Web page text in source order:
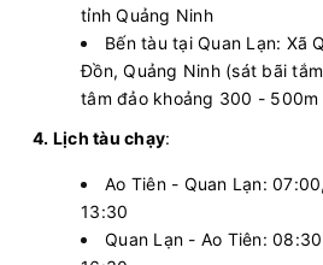
tỉnh Quảng Ninh
Bến tàu tại Quan Lạn: Xã
Đồn, Quảng Ninh (sát bãi
tâm đảo khoảng 300 - 500m
4. Lịch tàu chạy:
Ao Tiên - Quan Lạn:
13:30
Quan Lạn - Ao Tiên: